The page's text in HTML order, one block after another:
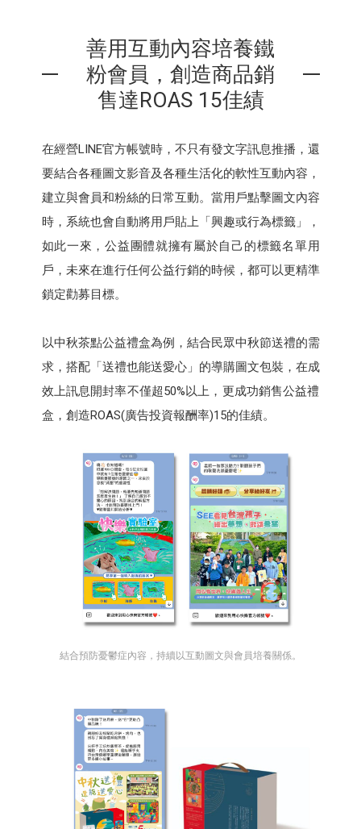
善用互動內容培養鐵
粉會員，創造商品銷
售達ROAS 15佳績
在經營LINE官方帳號時，不只有發文字訊息推播，還
要結合各種圖文影音及各種生活化的軟性互動內容，
建立與會員和粉絲的日常互動。當用戶點擊圖文內容
時，系統也會自動將用戶貼上「興趣或行為標籤」，
如此一來，公益團體就擁有屬於自己的標籤名單用
戶，未來在進行任何公益行銷的時候，都可以更精準
鎖定勸募目標。
以中秋茶點公益禮盒為例，結合民眾中秋節送禮的需
求，搭配「送禮也能送愛心」的導購圖文包裝，在成
效上訊息開封率不僅超50%以上，更成功銷售公益禮
盒，創造ROAS(廣告投資報酬率)15的佳績。
結合預防憂鬱症內容，持續以互動圖文與會員培養關係。